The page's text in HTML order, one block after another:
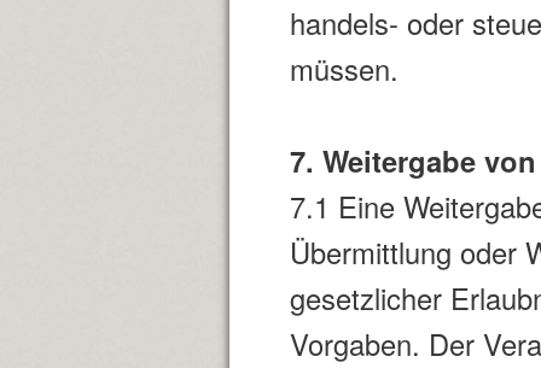
handels- oder
müssen.
7. Weitergabe
7.1 Eine
Übermittlung oder
gesetzlicher
Vorgaben. Der